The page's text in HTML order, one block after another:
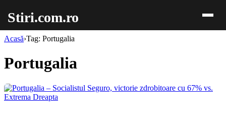
Stiri.com.ro
Acasă›Tag: Portugalia
Portugalia